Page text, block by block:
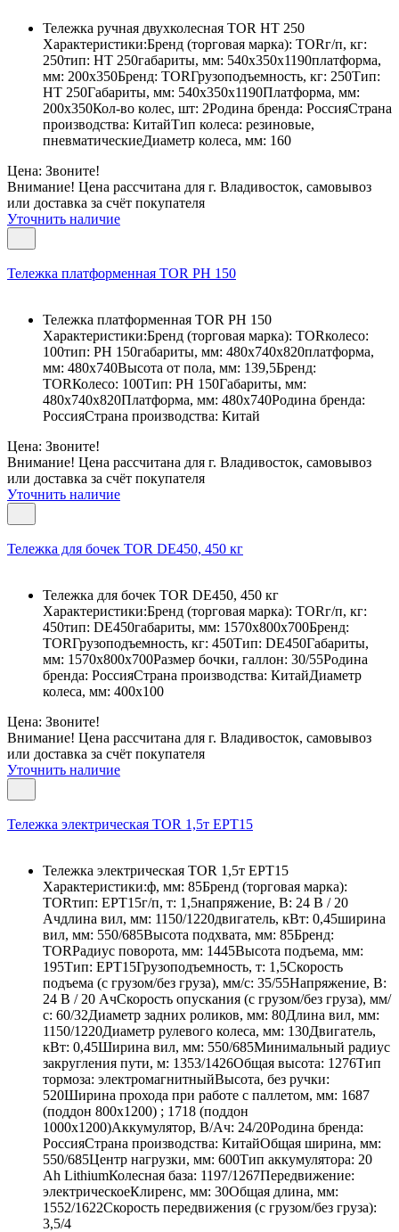
Тележка ручная двухколесная TOR HT 250
Характеристики:Бренд (торговая марка): TORг/п, кг:
250тип: НТ 250габариты, мм: 540х350х1190платформа,
мм: 200х350Бренд: TORГрузоподъемность, кг: 250Тип:
НТ 250Габариты, мм: 540х350х1190Платформа, мм:
200х350Кол-во колес, шт: 2Родина бренда: РоссияСтрана
производства: КитайТип колеса: резиновые,
пневматическиеДиаметр колеса, мм: 160
Цена: Звоните!
Внимание! Цена рассчитана для г. Владивосток, самовывоз
или доставка за счёт покупателя
Уточнить наличие
Тележка платформенная TOR PH 150
Тележка платформенная TOR PH 150
Характеристики:Бренд (торговая марка): TORколесо:
100тип: РН 150габариты, мм: 480x740x820платформа,
мм: 480x740Высота от пола, мм: 139,5Бренд:
TORКолесо: 100Тип: РН 150Габариты, мм:
480x740x820Платформа, мм: 480x740Родина бренда:
РоссияСтрана производства: Китай
Цена: Звоните!
Внимание! Цена рассчитана для г. Владивосток, самовывоз
или доставка за счёт покупателя
Уточнить наличие
Тележка для бочек TOR DE450, 450 кг
Тележка для бочек TOR DE450, 450 кг
Характеристики:Бренд (торговая марка): TORг/п, кг:
450тип: DE450габариты, мм: 1570х800х700Бренд:
TORГрузоподъемность, кг: 450Тип: DE450Габариты,
мм: 1570х800х700Размер бочки, галлон: 30/55Родина
бренда: РоссияСтрана производства: КитайДиаметр
колеса, мм: 400х100
Цена: Звоните!
Внимание! Цена рассчитана для г. Владивосток, самовывоз
или доставка за счёт покупателя
Уточнить наличие
Тележка электрическая TOR 1,5т EPT15
Тележка электрическая TOR 1,5т EPT15
Характеристики:ф, мм: 85Бренд (торговая марка):
TORтип: EPT15г/п, т: 1,5напряжение, В: 24 В / 20
Ачдлина вил, мм: 1150/1220двигатель, кВт: 0,45ширина
вил, мм: 550/685Высота подхвата, мм: 85Бренд:
TORРадиус поворота, мм: 1445Высота подъема, мм:
195Тип: EPT15Грузоподъемность, т: 1,5Скорость
подъема (с грузом/без груза), мм/с: 35/55Напряжение, В:
24 В / 20 АчСкорость опускания (с грузом/без груза), мм/
с: 60/32Диаметр задних роликов, мм: 80Длина вил, мм:
1150/1220Диаметр рулевого колеса, мм: 130Двигатель,
кВт: 0,45Ширина вил, мм: 550/685Минимальный радиус
закругления пути, м: 1353/1426Общая высота: 1276Тип
тормоза: электромагнитныйВысота, без ручки:
520Ширина прохода при работе с паллетом, мм: 1687
(поддон 800х1200) ; 1718 (поддон
1000х1200)Аккумулятор, В/Ач: 24/20Родина бренда:
РоссияСтрана производства: КитайОбщая ширина, мм:
550/685Центр нагрузки, мм: 600Тип аккумулятора: 20
Ah LithiumКолесная база: 1197/1267Передвижение:
электрическоеКлиренс, мм: 30Общая длина, мм:
1552/1622Скорость передвижения (с грузом/без груза):
3,5/4